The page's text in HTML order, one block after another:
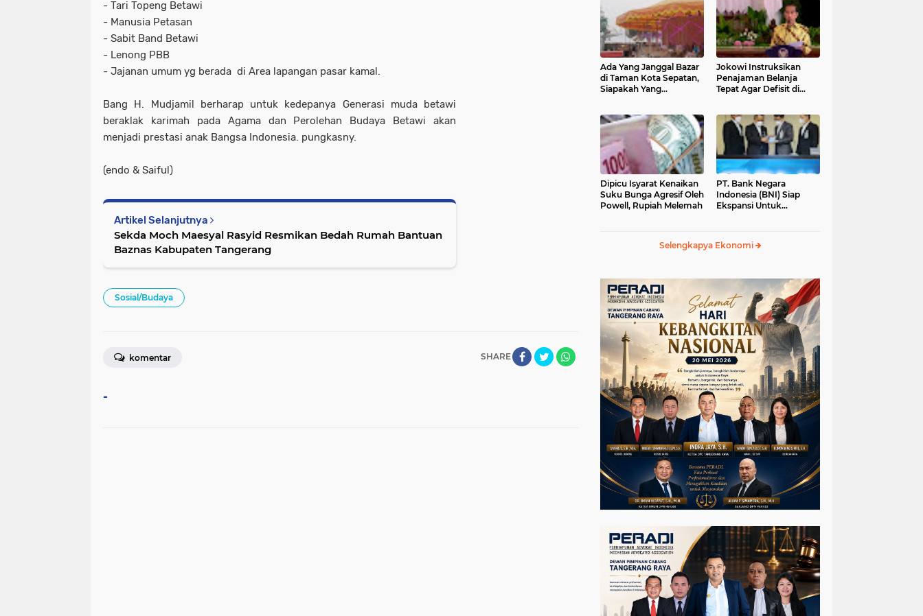
- Tari Topeng Betawi
- Manusia Petasan
- Sabit Band Betawi
- Lenong PBB
- Jajanan umum yg berada di Area lapangan pasar kamal.
Bang H. Mudjamil berharap untuk kedepanya Generasi muda betawi
beraklak karimah pada Agama dan Perolehan Budaya Betawi akan
menjadi prestasi anak Bangsa Indonesia. pungkasny.
(endo & Saiful)
Artikel Selanjutnya
Sekda Moch Maesyal Rasyid Resmikan Bedah Rumah Bantuan
Baznas Kabupaten Tangerang
Sosial/Budaya
SHARE
komentar
-
Ada Yang Janggal Bazar
di Taman Kota Sepatan,
Siapakah Yang
Jokowi Instruksikan
Penajaman Belanja
Tepat Agar Defisit di
Dipicu Isyarat Kenaikan
Suku Bunga Agresif Oleh
Powell, Rupiah Melemah
PT. Bank Negara
Indonesia (BNI) Siap
Ekspansi Untuk
Selengkapya Ekonomi